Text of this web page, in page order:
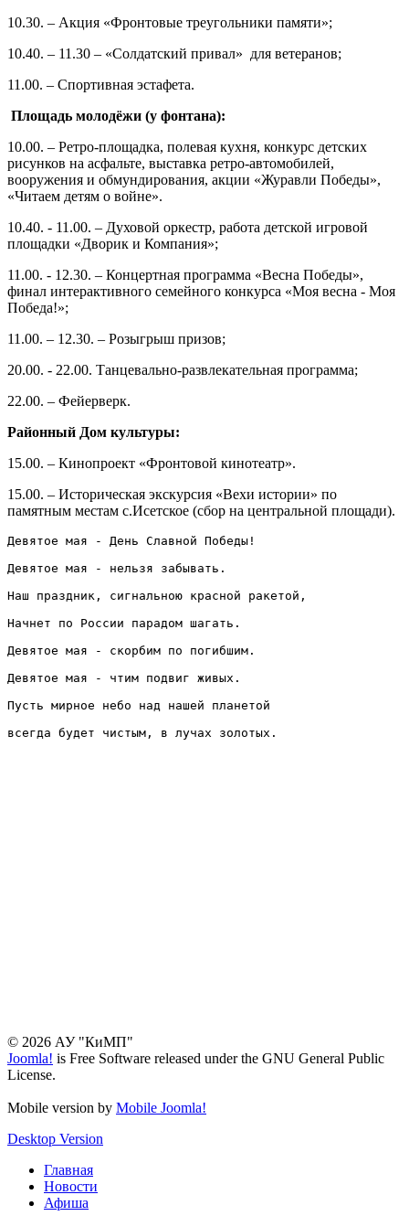
10.30. – Акция «Фронтовые треугольники памяти»;
10.40. – 11.30 – «Солдатский привал» для ветеранов;
11.00. – Спортивная эстафета.
Площадь молодёжи (у фонтана):
10.00. – Ретро-площадка, полевая кухня, конкурс детских
рисунков на асфальте, выставка ретро-автомобилей,
вооружения и обмундирования, акции «Журавли Победы»,
«Читаем детям о войне».
10.40. - 11.00. – Духовой оркестр, работа детской игровой
площадки «Дворик и Компания»;
11.00. - 12.30. – Концертная программа «Весна Победы»,
финал интерактивного семейного конкурса «Моя весна - Моя
Победа!»;
11.00. – 12.30. – Розыгрыш призов;
20.00. - 22.00. Танцевально-развлекательная программа;
22.00. – Фейерверк.
Районный Дом культуры:
15.00. – Кинопроект «Фронтовой кинотеатр».
15.00. – Историческая экскурсия «Вехи истории» по
памятным местам с.Исетское (сбор на центральной площади).
Девятое мая - День Славной Победы!
Девятое мая - нельзя забывать.
Наш праздник, сигнальною красной ракетой,
Начнет по России парадом шагать.
Девятое мая - скорбим по погибшим.
Девятое мая - чтим подвиг живых.
Пусть мирное небо над нашей планетой
всегда будет чистым, в лучах золотых.
© 2026 АУ "КиМП"
Joomla! is Free Software released under the GNU General Public
License.
Mobile version by Mobile Joomla!
Desktop Version
Главная
Новости
Афиша